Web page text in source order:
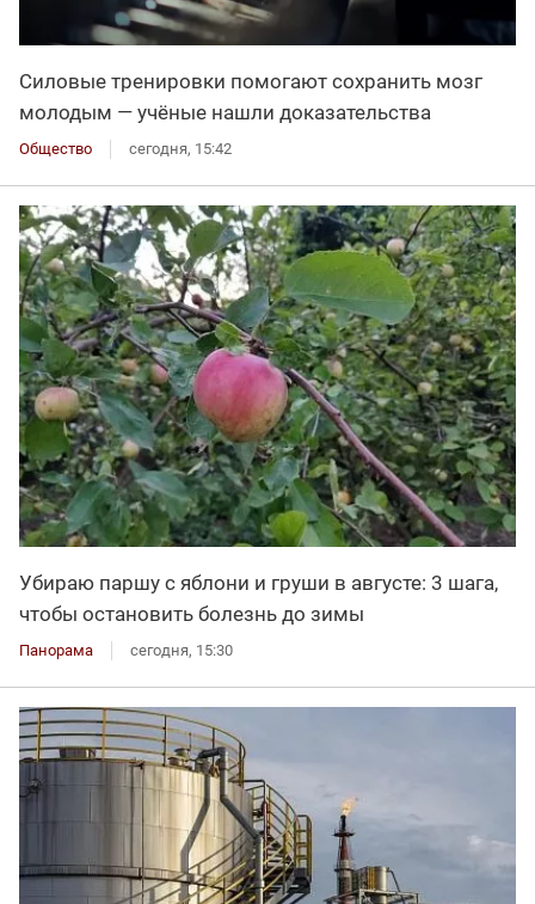
Силовые тренировки помогают сохранить мозг
молодым — учёные нашли доказательства
Общество сегодня, 15:42
Убираю паршу с яблони и груши в августе: 3 шага,
чтобы остановить болезнь до зимы
Панорама сегодня, 15:30